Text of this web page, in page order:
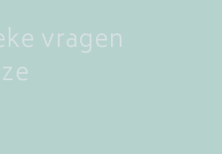
vragen